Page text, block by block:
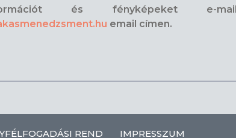
és fényképeket e-
email címen.
REND IMPRESSZUM